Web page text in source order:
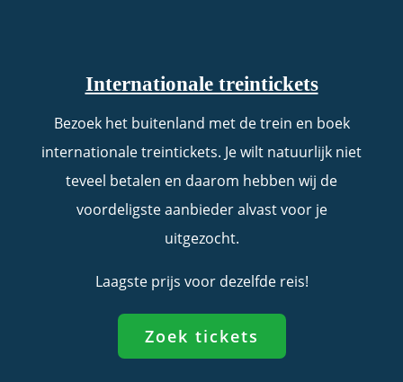
Internationale treintickets
Bezoek het buitenland met de trein en boek
internationale treintickets. Je wilt natuurlijk niet
teveel betalen en daarom hebben wij de
voordeligste aanbieder alvast voor je
uitgezocht.
Laagste prijs voor dezelfde reis!
Zoek tickets